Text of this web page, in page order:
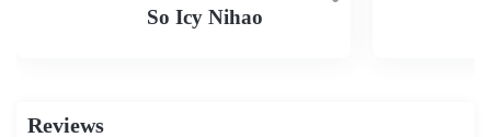
So Icy Nihao
Reviews